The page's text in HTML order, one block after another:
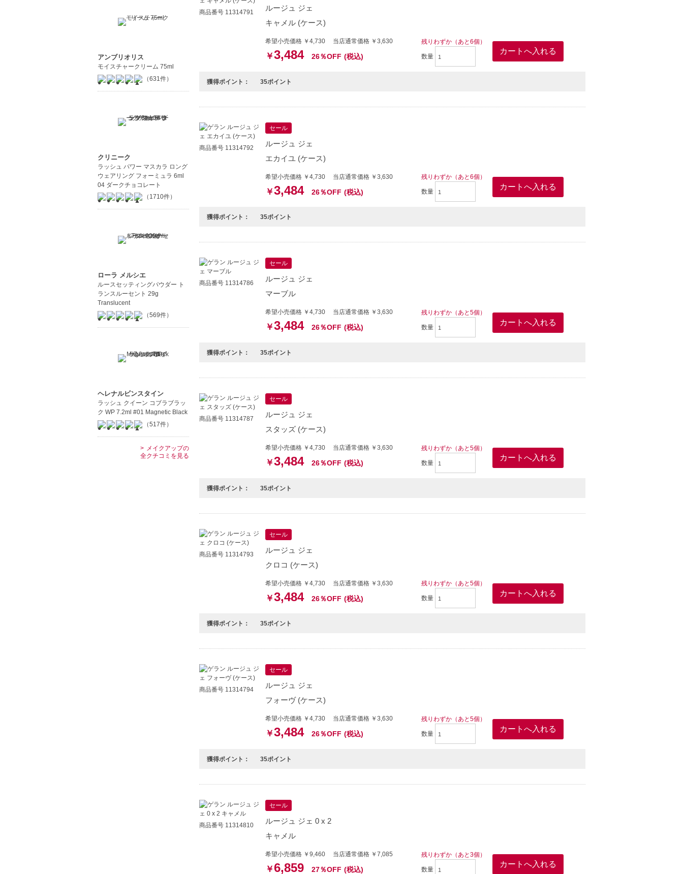
商品番号 11314791
ルージュ ジェ
キャメル (ケース)
希望小売価格 ￥4,730 当店通常価格 ￥3,630
￥3,484 26％OFF (税込)
残りわずか（あと6個）
数量
獲得ポイント： 35ポイント
商品番号 11314792
セール
ルージュ ジェ
エカイユ (ケース)
希望小売価格 ￥4,730 当店通常価格 ￥3,630
￥3,484 26％OFF (税込)
残りわずか（あと6個）
数量
獲得ポイント： 35ポイント
商品番号 11314786
セール
ルージュ ジェ
マーブル
希望小売価格 ￥4,730 当店通常価格 ￥3,630
￥3,484 26％OFF (税込)
残りわずか（あと5個）
数量
獲得ポイント： 35ポイント
商品番号 11314787
セール
ルージュ ジェ
スタッズ (ケース)
希望小売価格 ￥4,730 当店通常価格 ￥3,630
￥3,484 26％OFF (税込)
残りわずか（あと5個）
数量
獲得ポイント： 35ポイント
商品番号 11314793
セール
ルージュ ジェ
クロコ (ケース)
希望小売価格 ￥4,730 当店通常価格 ￥3,630
￥3,484 26％OFF (税込)
残りわずか（あと5個）
数量
獲得ポイント： 35ポイント
商品番号 11314794
セール
ルージュ ジェ
フォーヴ (ケース)
希望小売価格 ￥4,730 当店通常価格 ￥3,630
￥3,484 26％OFF (税込)
残りわずか（あと5個）
数量
獲得ポイント： 35ポイント
商品番号 11314810
セール
ルージュ ジェ 0 x 2
キャメル
希望小売価格 ￥9,460 当店通常価格 ￥7,085
￥6,859 27％OFF (税込)
残りわずか（あと3個）
数量
アンブリオリス
モイスチャークリーム 75ml
（631件）
クリニーク
ラッシュ パワー マスカラ ロング
ウェアリング フォーミュラ 6ml
04 ダークチョコレート
（1710件）
ローラ メルシエ
ルースセッティングパウダー ト
ランスルーセント 29g
Translucent
（569件）
ヘレナルビンスタイン
ラッシュ クイーン コブラブラッ
ク WP 7.2ml #01 Magnetic Black
（517件）
メイクアップの
全クチコミを見る